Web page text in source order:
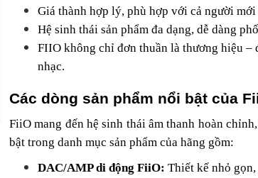
Giá thành hợp lý, phù hợp với cả người
Hệ sinh thái sản phẩm đa dạng, dễ dàng
FIIO không chỉ đơn thuần là thương hiệu –
nhạc.
Các dòng sản phẩm nổi bật của
FiiO mang đến hệ sinh thái âm thanh hoàn
bật trong danh mục sản phẩm của hãng gồm:
DAC/AMP di động FiiO: Thiết kế nhỏ